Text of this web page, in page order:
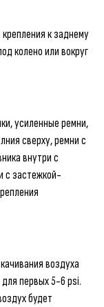
к заднему
колено или вокруг
усиленные ремни,
сверху, ремни с
внутри с
с застежкой-
воздуха
первых 5-6 psi.
будет